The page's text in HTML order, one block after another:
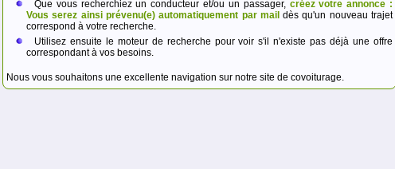
Que vous recherchiez un conducteur et/ou un passager, créez votre annonce :
Vous serez ainsi prévenu(e) automatiquement par mail dès qu'un nouveau trajet
correspond à votre recherche.
Utilisez ensuite le moteur de recherche pour voir s'il n'existe pas déjà une offre
correspondant à vos besoins.
Nous vous souhaitons une excellente navigation sur notre site de covoiturage.